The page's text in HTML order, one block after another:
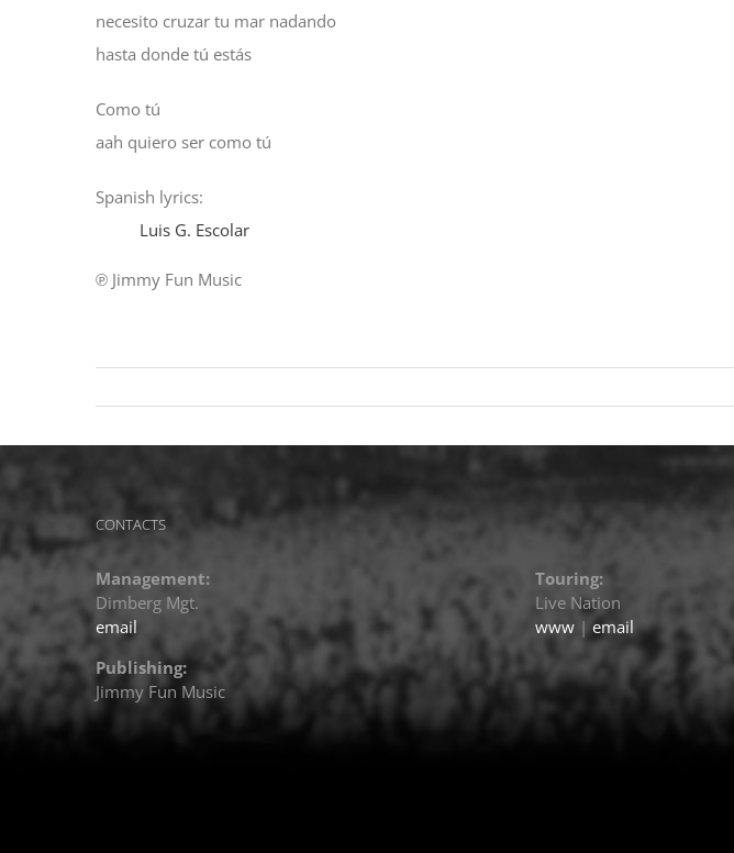
necesito cruzar tu mar nadando
hasta donde tú estás
Como tú
aah quiero ser como tú
Spanish lyrics:
Luis G. Escolar
℗ Jimmy Fun Music
CONTACTS
Management:
Dimberg Mgt.
email
Publishing:
Jimmy Fun Music
Touring:
Live Nation
www | email